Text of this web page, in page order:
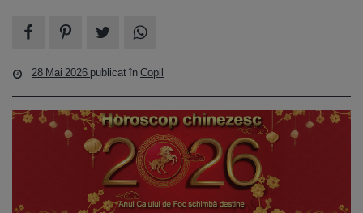
28 Mai 2026 publicat înCopil